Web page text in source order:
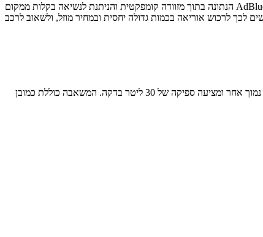
חברת א. ע. צאלון, יבואנית מוצרי התדלוק ומיכלי הדלק של EMILIANA SERBATOI האיטלקייה החלה לשווק בארץ את ה-Eco Kit – ערכת שאיבה ל-AdBlue הנתונה בתוך מזוודה קומפקטית והניתנת לנשיאה בקלות ממקום
לכך לרכוש אוריאה בכמות גדולה יחסית ובמחיר מוזל, ולשאוב לרכב
הערכה כוללת כאמור מזוודה קטנה, 'אקדח', צינור תדלוק, משאבת ממברנה 12V וכבל חשמל באורך 2.0 מטרים. המשאבה מתחברת למצבר או מקור מתח נמוך אחר ומציעה ספיקה של 30 ליטר בדקה. המשאבה כוללת כמובן